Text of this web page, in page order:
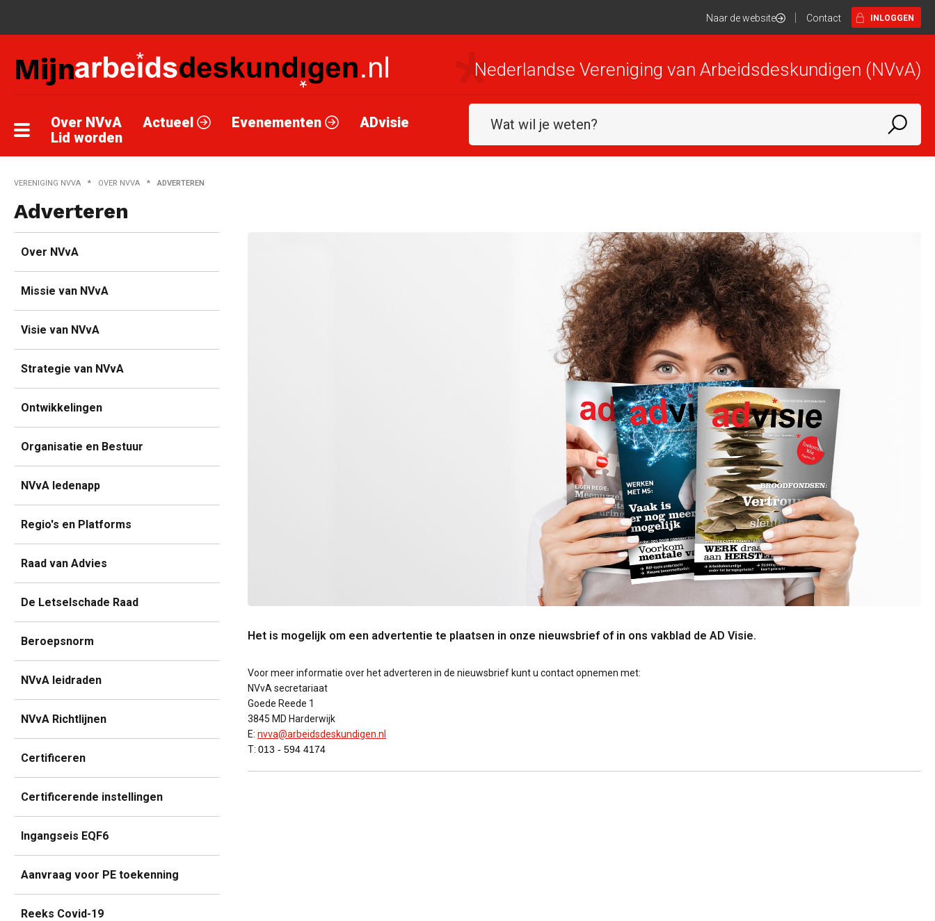
Naar de website Contact INLOGGEN
Mijn Nederlandse Vereniging van Arbeidsdeskundigen (NVvA)
Over NVvA Actueel Evenementen
ADvisie
Lid worden
VERENIGING NVVA OVER NVVA HUIDIG:
ADVERTEREN
Adverteren
Over NVvA
Missie van NVvA
Visie van NVvA
Strategie van NVvA
Ontwikkelingen
Organisatie en Bestuur
NVvA ledenapp
Regio's en Platforms
Raad van Advies
De Letselschade Raad
Beroepsnorm
NVvA leidraden
NVvA Richtlijnen
Certificeren
Certificerende instellingen
Ingangseis EQF6
Aanvraag voor PE toekenning
Reeks Covid-19
Het is mogelijk om een advertentie te plaatsen in onze nieuwsbrief of in ons vakblad de AD Visie.
Voor meer informatie over het adverteren in de nieuwsbrief kunt u contact opnemen met:
NVvA secretariaat
Goede Reede 1
3845 MD Harderwijk
E: nvva@arbeidsdeskundigen.nl
T: 013 - 594 4174